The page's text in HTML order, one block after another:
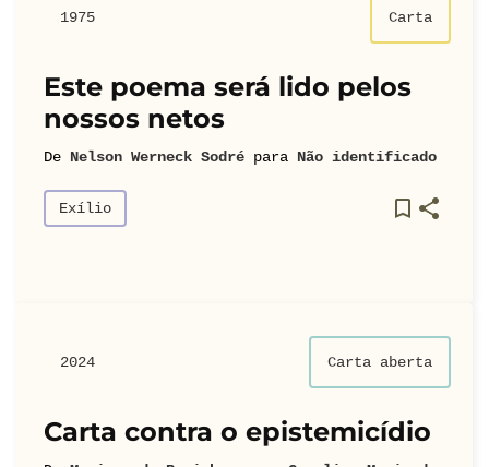
1975 Carta
Este poema será lido pelos
nossos netos
De Nelson Werneck Sodré para Não identificado
Exílio
2024 Carta aberta
Carta contra o epistemicídio